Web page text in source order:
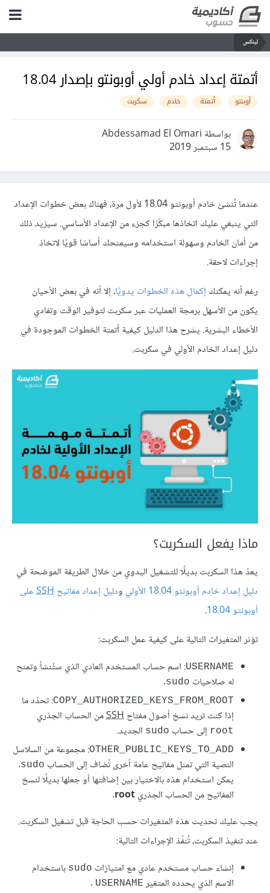
لينكس
أتمتة إعداد خادم أولي أوبونتو بإصدار 18.04
أوبنتو أتمتة خادم سكربت
بواسطة Abdessamad El Omari
15 سبتمبر 2019
عندما تُنشئ خادم أوبونتو 18.04 لأول مرة، فهناك بعض خطوات الإعداد
التي ينبغي عليك اتخاذها مبكّرًا كجزء من الإعداد الأساسي. سيزيد ذلك
من أمان الخادم وسهولة استخدامه وسيمنحك أساسًا قويًا لاتخاذ
إجراءات لاحقة.
رغم أنه يمكنك إكمال هذه الخطوات يدويًا، إلا أنه في بعض الأحيان
يكون من الأسهل برمجة العمليات عبر سكربت لتوفير الوقت وتفادي
الأخطاء البشرية. يشرح هذا الدليل كيفية أتمتة الخطوات الموجودة في
دليل إعداد الخادم الأولي في سكربت.
ماذا يفعل السكربت؟
يعدّ هذا السكربت بديلًا للتشغيل اليدوي من خلال الطريقة الموضحة في
دليل إعداد خادم أوبونتو 18.04 الأولي
ودليل إعداد مفاتيح SSHعلى
أوبونتو 18.04
.
تؤثر المتغيرات التالية على كيفية عمل السكربت:
USERNAME: اسم حساب المستخدم العادي الذي ستُنشأ وتمنح
له صلاحيات sudo
.
COPY_AUTHORIZED_KEYS_FROM_ROOT: تحدّد ما
إذا كنت تريد نسخ أصول مفتاح SSHمن الحساب الجذري
root إلى حساب sudo الجديد.
OTHER_PUBLIC_KEYS_TO_ADD: مجموعة من السلاسل
النصية التي تمثل مفاتيح عامة أخرى تُضاف إلى الحساب sudo
.
يمكن استخدام هذه بالاختيار بين إضافتها أو جعلها بديلًا لنسخ
المفاتيح من الحساب الجذريroot
.
يجب عليك تحديث هذه المتغيرات حسب الحاجة قبل تشغيل السكربت.
عند تنفيذ السكربت، تُنفّذ الإجراءات التالية:
إنشاء حساب مستخدم عادي مع امتيازات sudo باستخدام
الاسم الذي يحدده المتغير USERNAME
.